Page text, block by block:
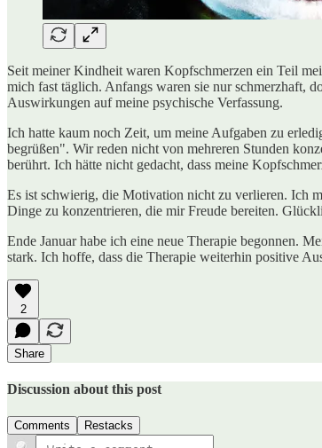
Seit meiner Kindheit waren Kopfschmerzen ein Teil
mich fast täglich. Anfangs waren sie nur schmerzhaft,
Auswirkungen auf meine psychische Verfassung.
Ich hatte kaum noch Zeit, um meine Aufgaben zu
begrüßen". Wir reden nicht von mehreren Stunden
berührt. Ich hätte nicht gedacht, dass meine
Es ist schwierig, die Motivation nicht zu verlieren. Ich
Dinge zu konzentrieren, die mir Freude bereiten.
Ende Januar habe ich eine neue Therapie begonnen.
stark. Ich hoffe, dass die Therapie weiterhin positive
2
Share
Discussion about this post
Comments Restacks